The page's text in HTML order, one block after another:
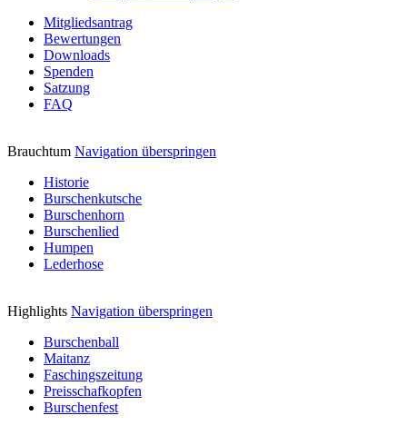
Mitgliedsantrag
Bewertungen
Downloads
Spenden
Satzung
FAQ
Brauchtum Navigation überspringen
Historie
Burschenkutsche
Burschenhorn
Burschenlied
Humpen
Lederhose
Highlights Navigation überspringen
Burschenball
Maitanz
Faschingszeitung
Preisschafkopfen
Burschenfest